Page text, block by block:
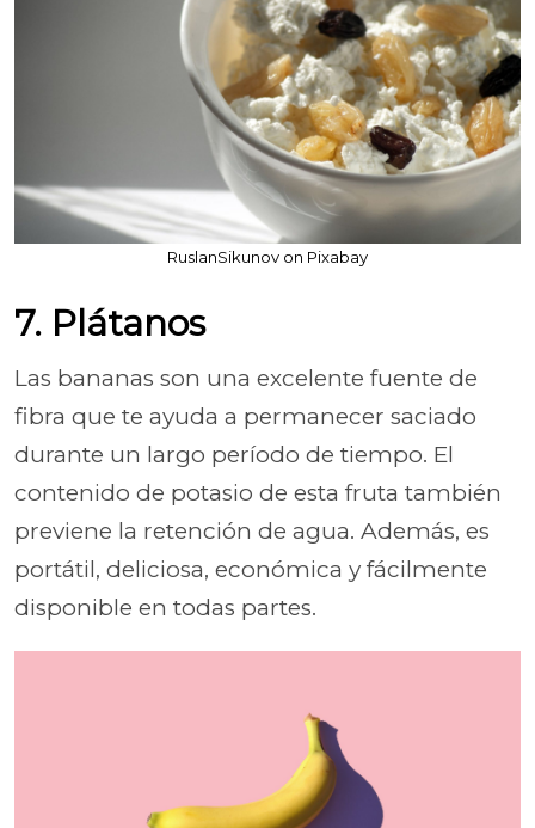
RuslanSikunov on Pixabay
7. Plátanos
Las bananas son una excelente fuente de
fibra que te ayuda a permanecer saciado
durante un largo período de tiempo. El
contenido de potasio de esta fruta también
previene la retención de agua. Además, es
portátil, deliciosa, económica y fácilmente
disponible en todas partes.